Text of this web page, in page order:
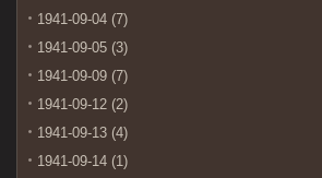
1941-09-04 (7)
1941-09-05 (3)
1941-09-09 (7)
1941-09-12 (2)
1941-09-13 (4)
1941-09-14 (1)